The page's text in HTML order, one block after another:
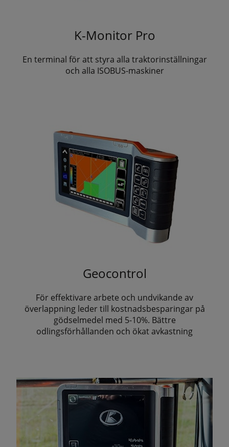
K-Monitor Pro
En terminal för att styra alla traktorinställningar
och alla ISOBUS-maskiner
Geocontrol
För effektivare arbete och undvikande av
överlappning leder till kostnadsbesparingar på
gödselmedel med 5-10%. Bättre
odlingsförhållanden och ökat avkastning